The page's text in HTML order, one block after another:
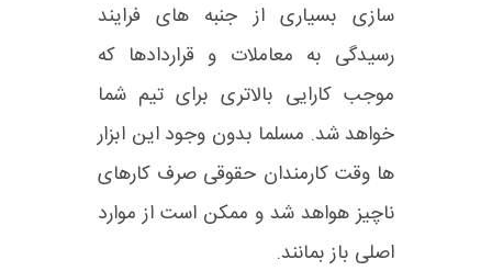
سازی بسیاری از جنبه های فرایند
رسیدگی به معاملات و قراردادها که
موجب کارایی بالاتری برای تیم شما
خواهد شد. مسلما بدون وجود این ابزار
ها وقت کارمندان حقوقی صرف کارهای
ناچیز هواهد شد و ممکن است از موارد
اصلی باز بمانند.